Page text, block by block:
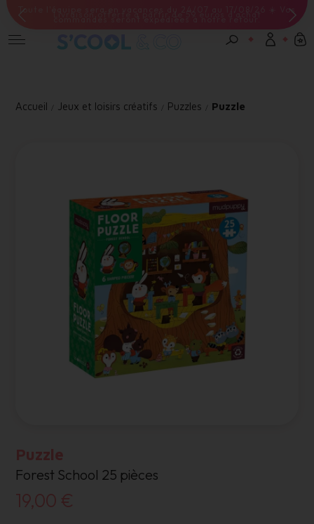
Valider
Inscription
Accueil Jeux et loisirs créatifs Puzzles Puzzle
Puzzle
Forest School 25 pièces
19,00 €